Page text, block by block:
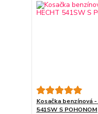
Kosačka benzínová
541SW S POHONOM